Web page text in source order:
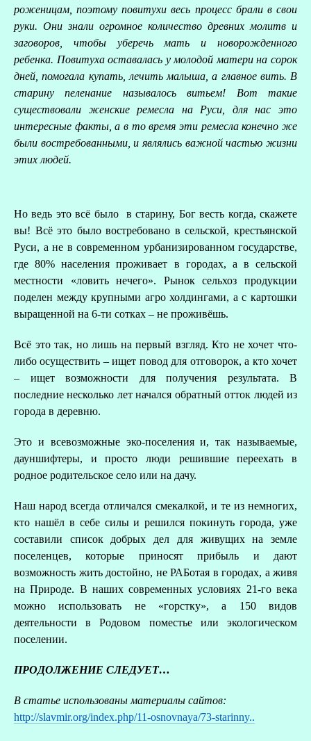
роженицам, поэтому повитухи весь процесс брали в свои
руки. Они знали огромное количество древних молитв и
заговоров, чтобы уберечь мать и новорожденного
ребенка. Повитуха оставалась у молодой матери на сорок
дней, помогала купать, лечить малыша, а главное вить. В
старину пеленание называлось витьем! Вот такие
существовали женские ремесла на Руси, для нас это
интересные факты, а в то время эти ремесла конечно же
были востребованными, и являлись важной частью жизни
этих людей.
Но ведь это всё было в старину, Бог весть когда, скажете
вы! Всё это было востребовано в сельской, крестьянской
Руси, а не в современном урбанизированном государстве,
где 80% населения проживает в городах, а в сельской
местности «ловить нечего». Рынок сельхоз продукции
поделен между крупными агро холдингами, а с картошки
выращенной на 6-ти сотках – не проживёшь.
Всё это так, но лишь на первый взгляд. Кто не хочет что-
либо осуществить – ищет повод для отговорок, а кто хочет
– ищет возможности для получения результата. В
последние несколько лет начался обратный отток людей из
города в деревню.
Это и всевозможные эко-поселения и, так называемые,
дауншифтеры, и просто люди решившие переехать в
родное родительское село или на дачу.
Наш народ всегда отличался смекалкой, и те из немногих,
кто нашёл в себе силы и решился покинуть города, уже
составили список добрых дел для живущих на земле
поселенцев, которые приносят прибыль и дают
возможность жить достойно, не РАБотая в городах, а живя
на Природе. В наших современных условиях 21-го века
можно использовать не «горстку», а 150 видов
деятельности в Родовом поместье или экологическом
поселении.
ПРОДОЛЖЕНИЕ СЛЕДУЕТ…
В статье использованы материалы сайтов:
http://slavmir.org/index.php/11-osnovnaya/73-starinny..